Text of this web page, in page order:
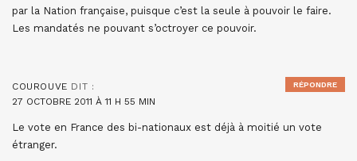
par la Nation française, puisque c’est la seule à pouvoir le faire.
Les mandatés ne pouvant s’octroyer ce pouvoir.
COUROUVE DIT :
27 OCTOBRE 2011 À 11 H 55 MIN
Le vote en France des bi-nationaux est déjà à moitié un vote
étranger.
RÉPONDRE